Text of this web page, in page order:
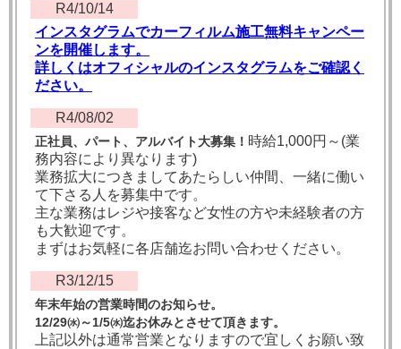
R4/10/14
インスタグラムでカーフィルム施工無料キャンペー
ンを開催します。
詳しくはオフィシャルのインスタグラムをご確認く
ださい。
R4/08/02
正社員、パート、アルバイト大募集！ 時給1,000円～(業
務内容により異なります)
業務拡大につきましてあたらしい仲間、一緒に働い
て下さる人を募集中です。
主な業務はレジや接客など女性の方や未経験者の方
も大歓迎です。
まずはお気軽に各店舗迄お問い合わせください。
R3/12/15
年末年始の営業時間のお知らせ。
12/29㈬～1/5㈬迄お休みとさせて頂きます。
上記以外は通常営業となりますので宜しくお願い致